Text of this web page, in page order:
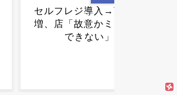
西野亮廣「支援を公表して
何が悪いの？」←これ正
論？？？...